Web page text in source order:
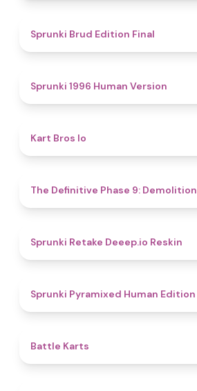
Sprunki Brud Edition Final
Sprunki 1996 Human Version
Kart Bros Io
The Definitive Phase 9: Demolition
Sprunki Retake Deeep.io Reskin
Sprunki Pyramixed Human Edition
Battle Karts